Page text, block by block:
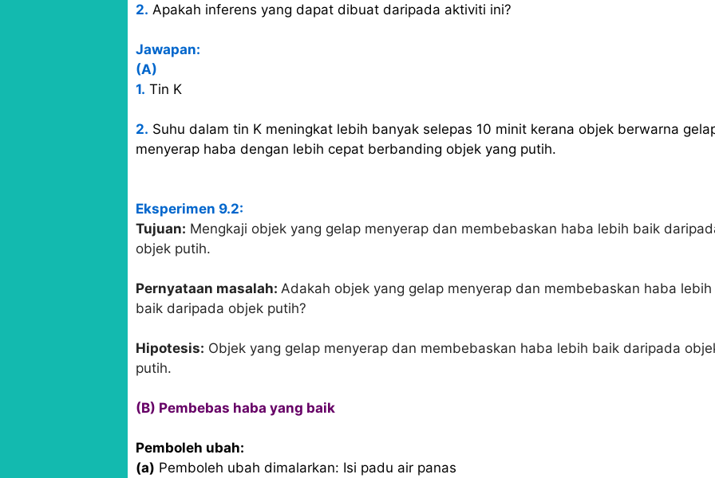
2. Apakah inferens yang dapat dibuat daripada aktiviti ini?
Jawapan:
(A)
1. Tin K
2. Suhu dalam tin K meningkat lebih banyak selepas 10 minit kerana objek berwarna
menyerap haba dengan lebih cepat berbanding objek yang putih.
Eksperimen 9.2:
Tujuan: Mengkaji objek yang gelap menyerap dan membebaskan haba lebih baik
objek putih.
Pernyataan masalah: Adakah objek yang gelap menyerap dan membebaskan haba lebih
baik daripada objek putih?
Hipotesis: Objek yang gelap menyerap dan membebaskan haba lebih baik daripada
putih.
(B) Pembebas haba yang baik
Pemboleh ubah:
(a) Pemboleh ubah dimalarkan: Isi padu air panas